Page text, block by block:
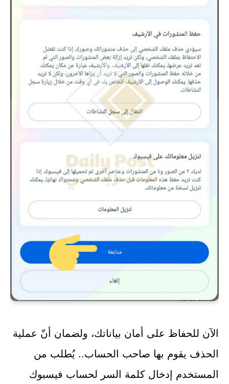
الآن للحفاظ على أمان بياناتك، ولضمان أنّ عملية
الحذف يقوم بها صاحب الحساب.. يُطلب من
المستخدم إدخال كلمة السر لحساب فيسبوك